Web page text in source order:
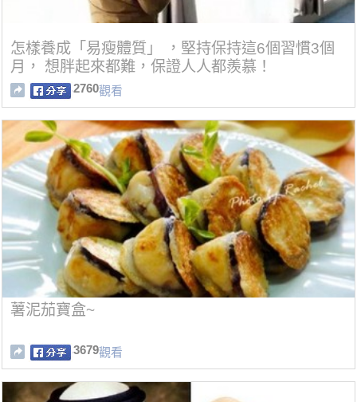
怎樣養成「易瘦體質」 ，堅持保持這6個習慣3個
月， 想胖起來都難，保證人人都羨慕！
2760觀看
薯泥茄寶盒~
3679觀看